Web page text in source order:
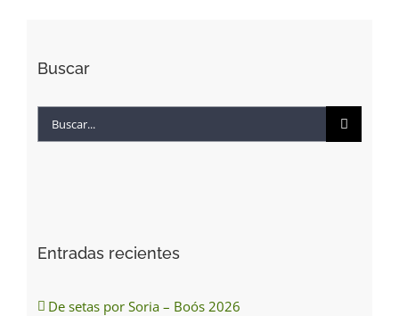
Buscar
Buscar:
Entradas recientes
De setas por Soria – Boós 2026